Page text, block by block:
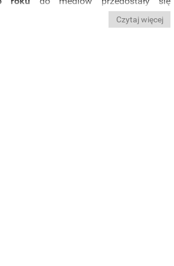
etapie produkcyjnym trzeciej części
posunęły się
Czytaj więcej